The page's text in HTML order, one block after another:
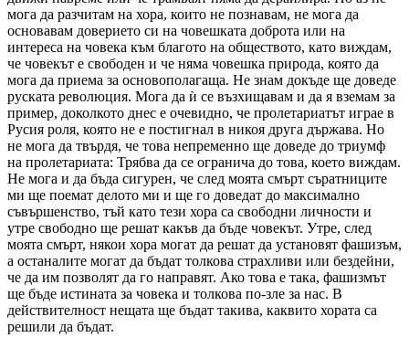
мога да разчитам на хора, които не познавам, не мога да
основавам доверието си на човешката доброта или на
интереса на човека към благото на обществото, като виждам,
че човекът е свободен и че няма човешка природа, която да
мога да приема за основополагаща. Не знам докъде ще доведе
руската революция. Мога да ѝ се възхищавам и да я вземам за
пример, доколкото днес е очевидно, че пролетариатът играе в
Русия роля, която не е постигнал в никоя друга държава. Но
не мога да твърдя, че това непременно ще доведе до триумф
на пролетариата: Трябва да се огранича до това, което виждам.
Не мога и да бъда сигурен, че след моята смърт съратниците
ми ще поемат делото ми и ще го доведат до максимално
съвършенство, тъй като тези хора са свободни личности и
утре свободно ще решат какъв да бъде човекът. Утре, след
моята смърт, някои хора могат да решат да установят фашизъм,
а останалите могат да бъдат толкова страхливи или бездейни,
че да им позволят да го направят. Ако това е така, фашизмът
ще бъде истината за човека и толкова по-зле за нас. В
действителност нещата ще бъдат такива, каквито хората са
решили да бъдат.